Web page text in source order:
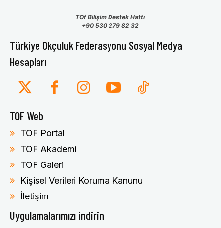
TOf Bilişim Destek Hattı
+90 530 279 82 32
Türkiye Okçuluk Federasyonu Sosyal Medya
Hesapları
TOF Web
TOF Portal
TOF Akademi
TOF Galeri
Kişisel Verileri Koruma Kanunu
İletişim
Uygulamalarımızı indirin